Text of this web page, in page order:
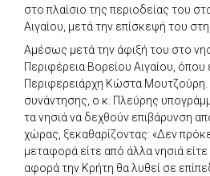
στο πλαίσιο της περιοδείας του
Αιγαίου, μετά την επίσκεψή του
Αμέσως μετά την άφιξή του στο
Περιφέρεια Βορείου Αιγαίου, όπου
Περιφερειάρχη Κώστα Μουτζούρη.
συνάντησης, ο κ. Πλεύρης
τα νησιά να δεχθούν επιβάρυνση
χώρας, ξεκαθαρίζοντας: «Δεν
μεταφορά είτε από άλλα νησιά
αφορά την Κρήτη θα λυθεί σε